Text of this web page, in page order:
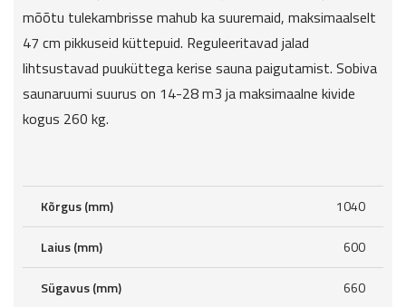
mõõtu tulekambrisse mahub ka suuremaid, maksimaalselt
47 cm pikkuseid küttepuid. Reguleeritavad jalad
lihtsustavad puuküttega kerise sauna paigutamist. Sobiva
saunaruumi suurus on 14-28 m3 ja maksimaalne kivide
kogus 260 kg.
Kõrgus (mm) 1040
Laius (mm) 600
Sügavus (mm) 660